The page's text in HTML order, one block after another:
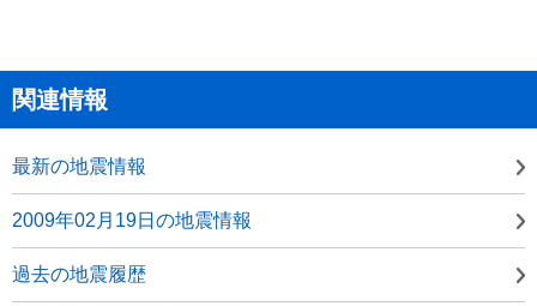
関連情報
最新の地震情報
2009年02月19日の地震情報
過去の地震履歴